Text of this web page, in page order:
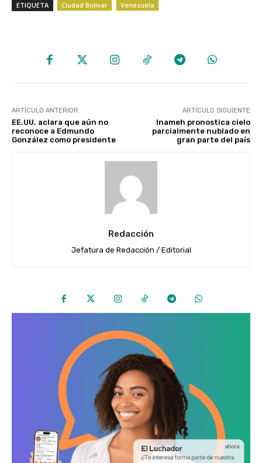
ETIQUETA Ciudad Bolívar Venezuela
ARTÍCULO ANTERIOR
EE.UU. aclara que aún no
reconoce a Edmundo
González como presidente
ARTÍCULO SIGUIENTE
Inameh pronostica cielo
parcialmente nublado en
gran parte del país
Redacción
Jefatura de Redacción / Editorial